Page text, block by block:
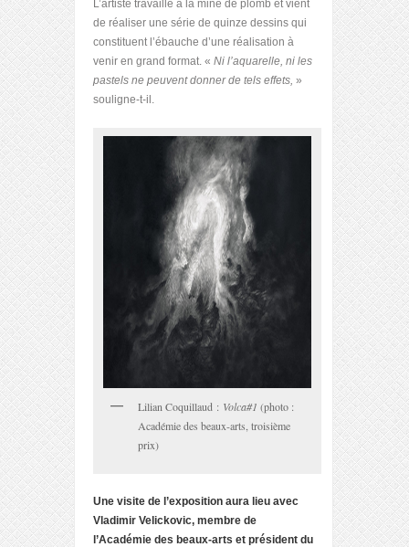
L’artiste travaille à la mine de plomb et vient
de réaliser une série de quinze dessins qui
constituent l’ébauche d’une réalisation à
venir en grand format. « Ni l’aquarelle, ni les
pastels ne peuvent donner de tels effets, »
souligne-t-il.
Lilian Coquillaud : Volca#1 (photo :
Académie des beaux-arts, troisième
prix)
Une visite de l’exposition aura lieu avec
Vladimir Velickovic, membre de
l’Académie des beaux-arts et président du